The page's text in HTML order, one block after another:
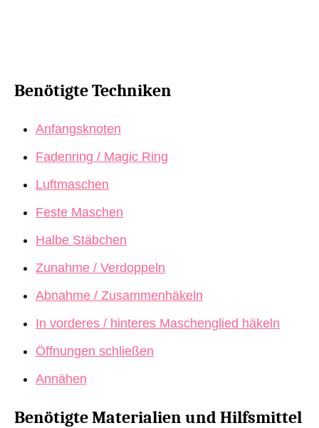
Benötigte Techniken
Anfangsknoten
Fadenring / Magic Ring
Luftmaschen
Feste Maschen
Halbe Stäbchen
Zunahme / Verdoppeln
Abnahme / Zusammenhäkeln
In vorderes / hinteres Maschenglied häkeln
Öffnungen schließen
Annähen
Benötigte Materialien und Hilfsmittel